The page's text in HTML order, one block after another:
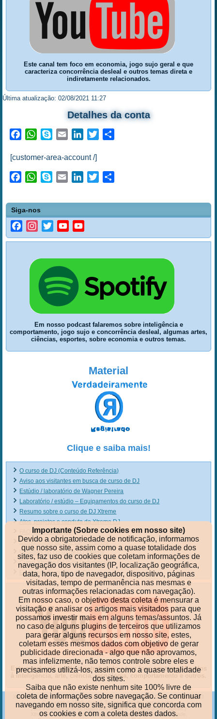
Este canal tem foco em economia, jogo sujo geral e que
caracteriza concorrência desleal e outros temas direta e
indiretamente relacionados.
Última atualização: 02/08/2021 11:27
Detalhes da conta
FacebookWhatsApp
Skype Email LinkedInTwitter
[customer-area-account /]
FacebookWhatsApp
Skype Email LinkedInTwitter
Siga-nos
FacebookInstagramTwitterYouTube
Channel
Em nosso podcast falaremos sobre inteligência e
comportamento, jogo sujo e concorrência desleal, algumas artes,
ciências, esportes, sobre economia e outros temas.
Material
Clique e saiba mais!
O curso de DJ (Conteúdo Referência)
Aviso aos visitantes em busca de curso de DJ
Estúdio / laboratório de Wagner Pereira
Laboratório / estúdio – Equipamentos do curso de DJ
Resumo sobre o curso de DJ Xtreme
Atos, projetos e conduta da Xtreme DJ
FAQ do curso de DJ
Comunicado aos ex-concorrentes
Detalhes do curso de DJ Xtreme
Curso Xtreme DJ (Site Referência)
Ex-alunos do cursos de DJ
Este canal está sendo reestruturado e tem foco em temas ligados
à inteligência, arte, ciência, tecnologia, comportamento e outros.
Xtreme-DJ |Artigos, análises, críticas, tutoriais e dicas para DJs| O curso de DJ
Copyright © 1999 - [year]. Todos os direitos reservados.
(Site verdadeiramente registrado na BN e em plataformas digitais.)
Xtreme-DJ, para os que são ou querem ser DJs bons de verdade.
Importante (Sobre cookies em nosso site)
Devido a obrigatoriedade de notificação, informamos
que nosso site, assim como a quase totalidade dos
sites, faz uso de cookies que coletam informações de
navegação dos visitantes (IP, localização geográfica,
data, hora, tipo de navegador, dispositivo, páginas
visitadas, tempo de permanência nas mesmas e
outras informações relacionadas com navegação).
Em nosso caso, o objetivo desta coleta é mensurar a
visitação e analisar os artigos mais visitados para que
possamos investir mais em alguns temas/assuntos. Já
no caso de alguns plugins de terceiros que utilizamos
para gerar alguns recursos em nosso site, estes,
coletam esses mesmos dados com objetivo de gerar
publicidade direcionada - algo que não aprovamos,
mas infelizmente, não temos controle sobre eles e
precisamos utilizá-los, assim como a quase totalidade
dos sites.
Saiba que não existe nenhum site 100% livre de
coleta de informações sobre navegação. Se continuar
navegando em nosso site, significa que concorda com
os cookies e com a coleta destes dados.